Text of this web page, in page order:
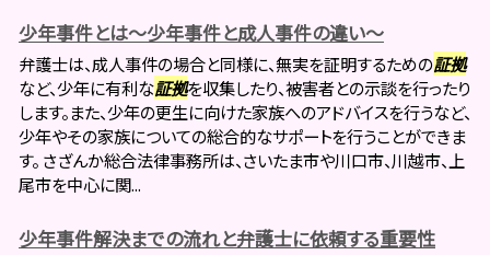
少年事件とは～少年事件と成人事件の違い～
弁護士は、成人事件の場合と同様に、無実を証明するための証拠
など、少年に有利な証拠を収集したり、被害者との示談を行ったり
します。また、少年の更生に向けた家族へのアドバイスを行うなど、
少年やその家族についての総合的なサポートを行うことができま
す。 さざんか総合法律事務所は、さいたま市や川口市、川越市、上
尾市を中心に関...
少年事件解決までの流れと弁護士に依頼する重要性